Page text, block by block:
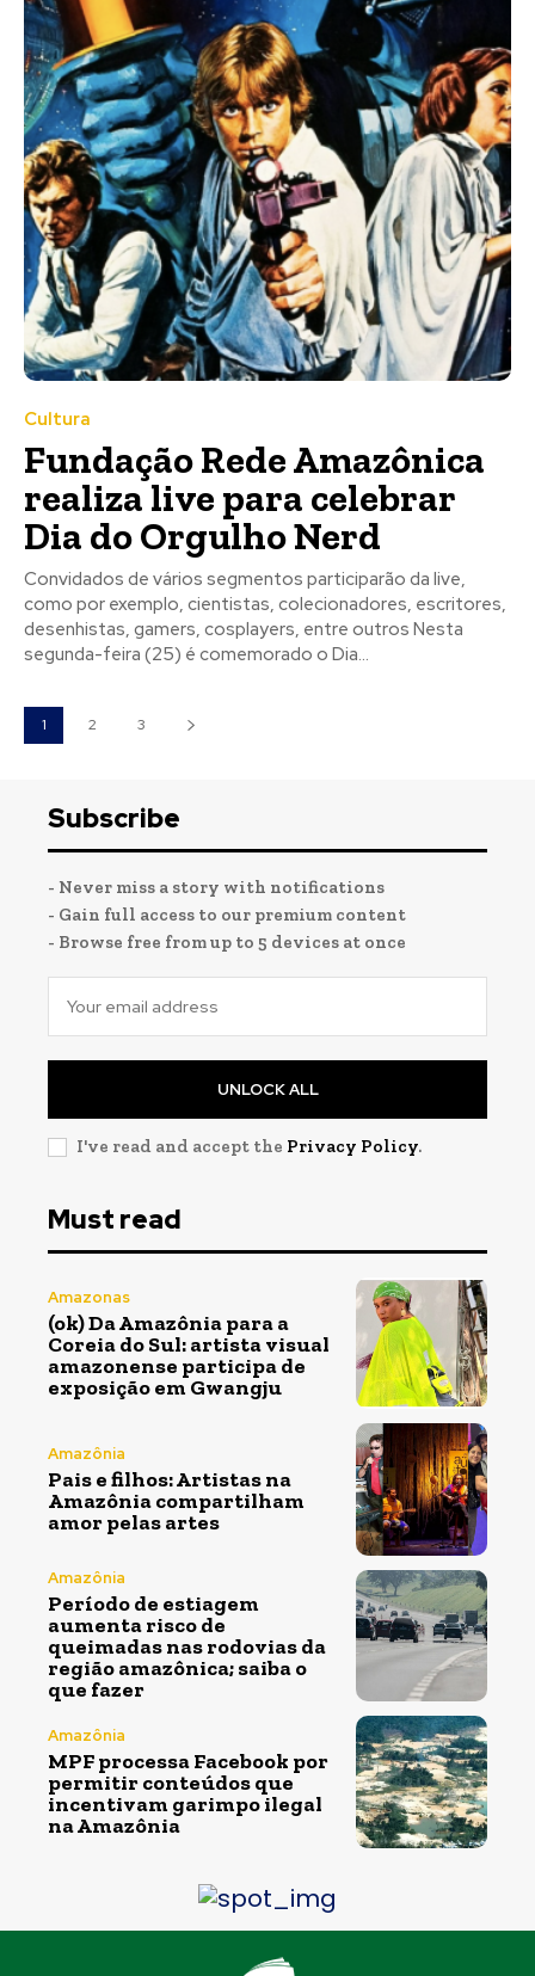
Cultura
Fundação Rede Amazônica
realiza live para celebrar
Dia do Orgulho Nerd
Convidados de vários segmentos participarão da live,
como por exemplo, cientistas, colecionadores, escritores,
desenhistas, gamers, cosplayers, entre outros Nesta
segunda-feira (25) é comemorado o Dia...
1 2 3
Subscribe
- Never miss a story with notifications
- Gain full access to our premium content
- Browse free from up to 5 devices at once
UNLOCK ALL
I've read and accept the Privacy Policy.
Must read
Amazonas
(ok) Da Amazônia para a
Coreia do Sul: artista visual
amazonense participa de
exposição em Gwangju
Amazônia
Pais e filhos: Artistas na
Amazônia compartilham
amor pelas artes
Amazônia
Período de estiagem
aumenta risco de
queimadas nas rodovias da
região amazônica; saiba o
que fazer
Amazônia
MPF processa Facebook por
permitir conteúdos que
incentivam garimpo ilegal
na Amazônia